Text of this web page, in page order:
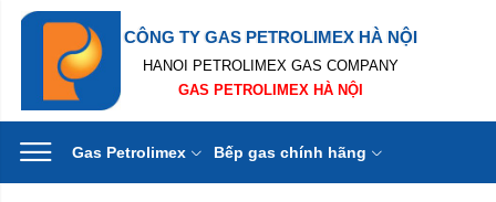
CÔNG TY GAS PETROLIMEX HÀ NỘI
HANOI PETROLIMEX GAS COMPANY
GAS PETROLIMEX HÀ NỘI
Gas Petrolimex Bếp gas chính hãng